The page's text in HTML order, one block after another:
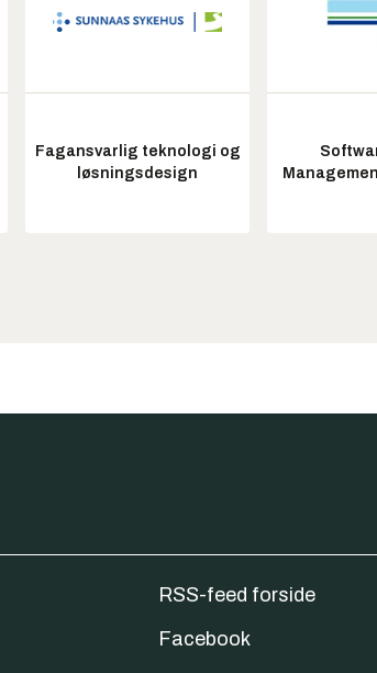
Fagansvarlig teknologi og
løsningsdesign
RSS-feed forside
Facebook